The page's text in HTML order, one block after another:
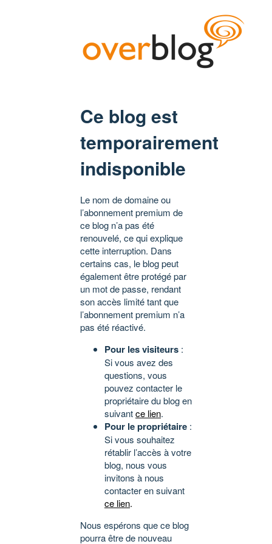
Ce blog est
temporairement
indisponible
Le nom de domaine ou
l’abonnement premium de
ce blog n’a pas été
renouvelé, ce qui explique
cette interruption. Dans
certains cas, le blog peut
également être protégé par
un mot de passe, rendant
son accès limité tant que
l’abonnement premium n’a
pas été réactivé.
Pour les visiteurs :
Si vous avez des
questions, vous
pouvez contacter le
propriétaire du blog en
suivantce lien.
Pour le propriétaire :
Si vous souhaitez
rétablir l’accès à votre
blog, nous vous
invitons à nous
contacter en suivant
ce lien.
Nous espérons que ce blog
pourra être de nouveau